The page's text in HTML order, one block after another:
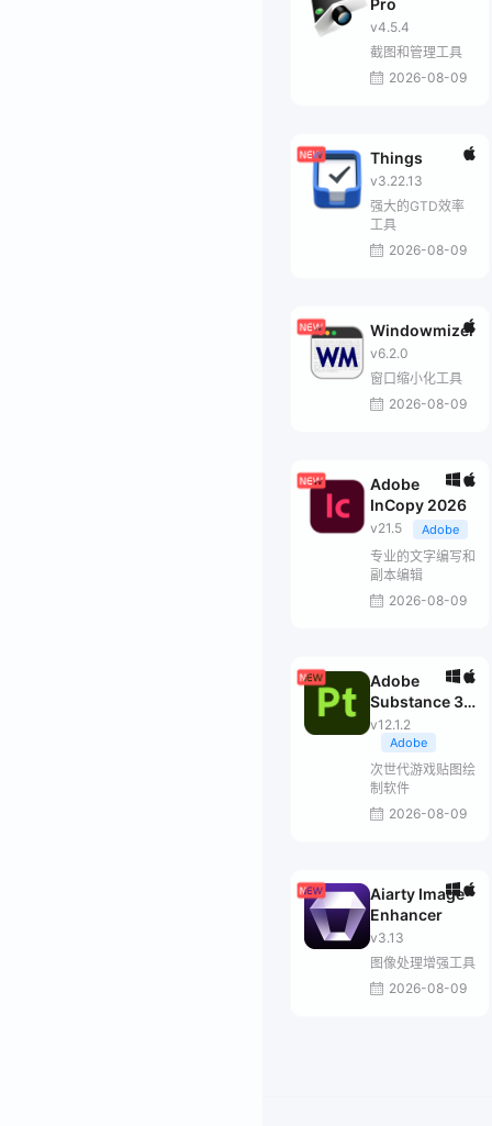
Pro
v4.5.4
截图和管理工具
2026-08-09
Things
v3.22.13
强大的GTD效率
工具
2026-08-09
Windowmizer
v6.2.0
窗口缩小化工具
2026-08-09
Adobe
InCopy 2026
v21.5 Adobe
专业的文字编写和
副本编辑
2026-08-09
Adobe
Substance 3D
Painter
v12.1.2
Adobe
次世代游戏贴图绘
制软件
2026-08-09
Aiarty Image
Enhancer
v3.13
图像处理增强工具
2026-08-09